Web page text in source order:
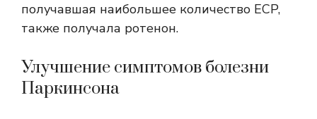
получавшая наибольшее количество ECP,
также получала ротенон.
Улучшение симптомов болезни
Паркинсона